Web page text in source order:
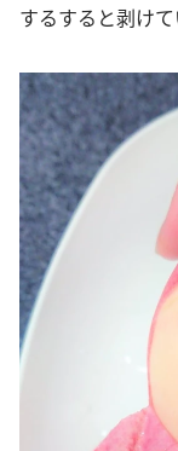
するすると剥けて